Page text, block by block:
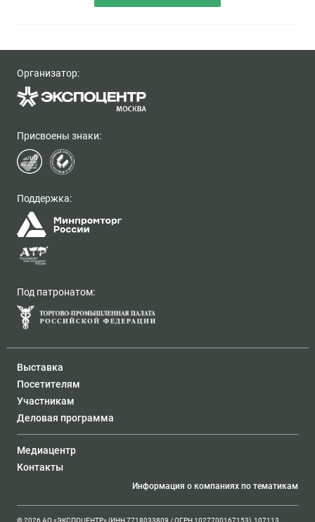
Организатор:
Присвоены знаки:
Поддержка:
Под патронатом:
Выставка
Посетителям
Участникам
Деловая программа
Медиацентр
Контакты
Информация о компаниях по тематикам
© 2026 АО «ЭКСПОЦЕНТР» (ИНН 7718033809 / ОГРН 1027700167153), 107113,